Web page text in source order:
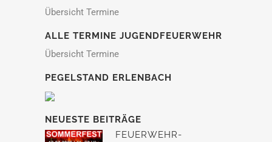
Übersicht Termine
ALLE TERMINE JUGENDFEUERWEHR
Übersicht Termine
PEGELSTAND ERLENBACH
NEUESTE BEITRÄGE
FEUERWEHR-